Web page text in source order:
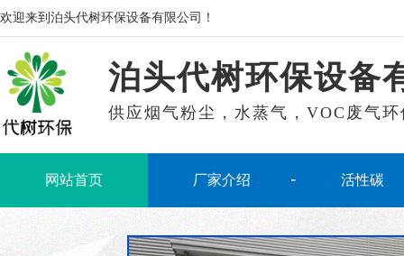
欢迎来到泊头代树环保设备有限公司！
泊头代树环保设备
供应烟气粉尘，水蒸气，VOC废气
网站首页 厂家介绍 活性碳